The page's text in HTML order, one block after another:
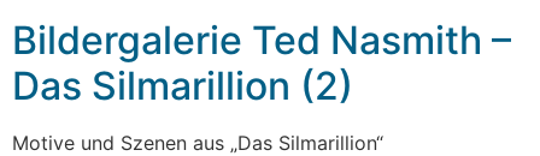
Bildergalerie Ted Nasmith –
Das Silmarillion (2)
Motive und Szenen aus „Das Silmarillion“